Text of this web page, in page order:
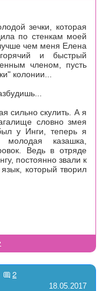
зечки, которая
по стенкам моей
чем меня Елена
и быстрый
членом, пусть
колонии...
сильно скулить. А я
словно змея
у Инги, теперь я
казашка,
Ведь в отряде
постоянно звали к
который творил
2
18.05.2017